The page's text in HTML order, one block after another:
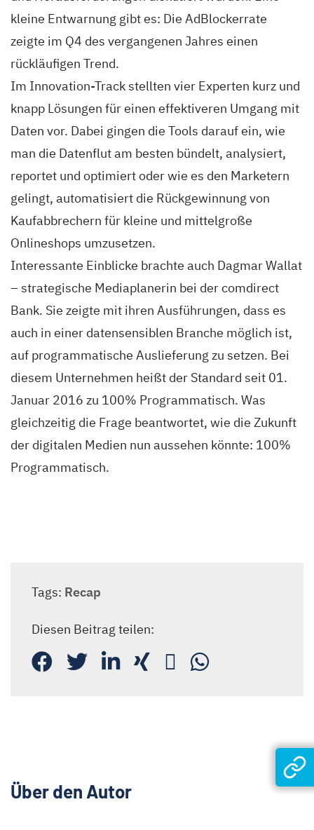
kleine Entwarnung gibt es: Die AdBlockerrate
zeigte im Q4 des vergangenen Jahres einen
rückläufigen Trend.
Im Innovation-Track stellten vier Experten kurz und
knapp Lösungen für einen effektiveren Umgang mit
Daten vor. Dabei gingen die Tools darauf ein, wie
man die Datenflut am besten bündelt, analysiert,
reportet und optimiert oder wie es den Marketern
gelingt, automatisiert die Rückgewinnung von
Kaufabbrechern für kleine und mittelgroße
Onlineshops umzusetzen.
Interessante Einblicke brachte auch Dagmar Wallat
– strategische Mediaplanerin bei der comdirect
Bank. Sie zeigte mit ihren Ausführungen, dass es
auch in einer datensensiblen Branche möglich ist,
auf programmatische Auslieferung zu setzen. Bei
diesem Unternehmen heißt der Standard seit 01.
Januar 2016 zu 100% Programmatisch. Was
gleichzeitig die Frage beantwortet, wie die Zukunft
der digitalen Medien nun aussehen könnte: 100%
Programmatisch.
Tags: Recap
Diesen Beitrag teilen:
Über den Autor